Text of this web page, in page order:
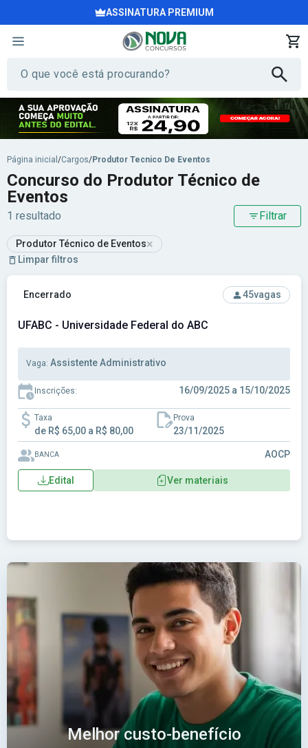
ASSINATURA PREMIUM
Página inicial /Cargos/Produtor Tecnico De Eventos
Concurso do Produtor Técnico de
Eventos
1 resultado Filtrar
Produtor Técnico de Eventos×
Limpar filtros
Ver concurso: UFABC - Universidade Federal do ABC
Encerrado 45vagas
UFABC - Universidade Federal do ABC
Vaga: Assistente Administrativo
Inscrições: 16/09/2025 a 15/10/2025
Taxa
de R$ 65,00 a R$ 80,00
Prova
23/11/2025
BANCA AOCP
Edital Ver materiais
Melhor custo-benefício